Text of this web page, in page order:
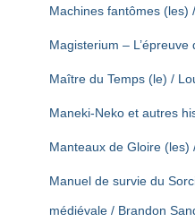
Machines fantômes (les)
Magisterium – L’épreuve
Maître du Temps (le) /
Maneki-Neko et autres
Manteaux de Gloire (les)
Manuel de survie du
médiévale / Brandon